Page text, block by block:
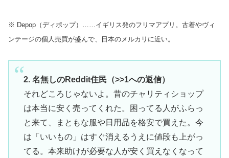
※ Depop（ディポップ）……イギリス発のフリマアプリ。古着やヴィ
ンテージの個人売買が盛んで、日本のメルカリに近い。
2. 名無しのReddit住民（>>1への返信）
それどころじゃないよ。昔のチャリティショップ
は本当に安く売ってくれた。困ってる人がふらっ
と来て、まともな服や日用品を格安で買えた。今
は「いいもの」はすぐ消えるうえに値段も上がっ
てる。本来助けが必要な人が安く買えなくなって